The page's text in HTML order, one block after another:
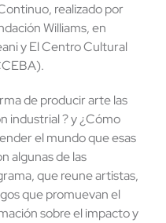
realizado por
Williams, en
y El Centro Cultural
de producir arte las
industrial ? y ¿Cómo
el mundo que esas
algunas de las
que reune artistas,
que promuevan el
sobre el impacto y